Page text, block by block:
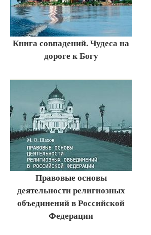
Книга совпадений. Чудеса на
дороге к Богу
Правовые основы
деятельности религиозных
объединений в Российской
Федерации